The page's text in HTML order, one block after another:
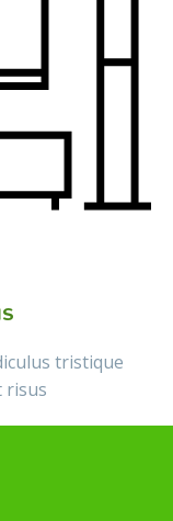
tristique
risus